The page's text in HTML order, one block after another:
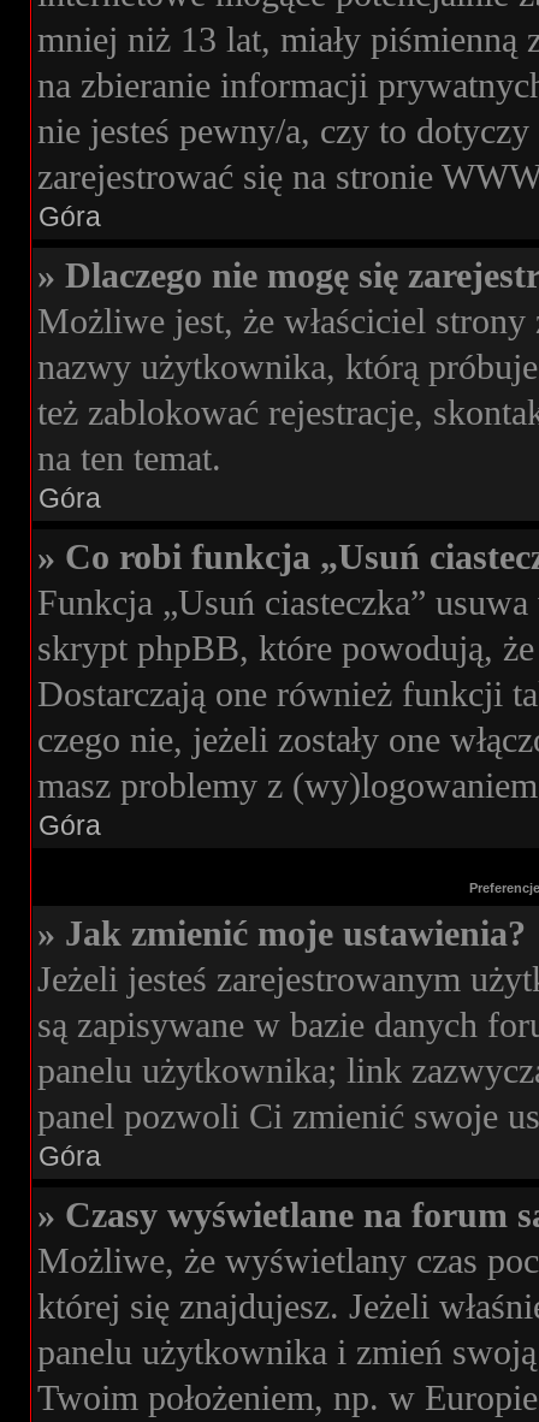
mniej niż 13 lat, miały
na zbieranie informacji
nie jesteś pewny/a, czy to
zarejestrować się na stronie
Góra
» Dlaczego nie mogę się
Możliwe jest, że właściciel strony
nazwy użytkownika, którą
też zablokować rejestracje,
na ten temat.
Góra
» Co robi funkcja „Usuń
Funkcja „Usuń ciasteczka”
skrypt phpBB, które powodują,
Dostarczają one również funkcji
czego nie, jeżeli zostały one
masz problemy z
Góra
» Jak zmienić moje ustawienia?
Jeżeli jesteś zarejestrowanym
są zapisywane w bazie danych
panelu użytkownika; link
panel pozwoli Ci zmienić swoje
Góra
» Czasy wyświetlane na forum
Możliwe, że wyświetlany czas
której się znajdujesz. Jeżeli
panelu użytkownika i zmień swoją
Twoim położeniem, np. w